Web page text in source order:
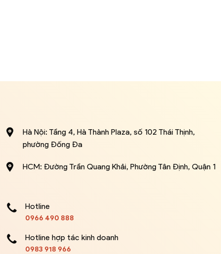
Hà Nội: Tầng 4, Hà Thành Plaza, số 102 Thái Thịnh,
phường Đống Đa
HCM: Đường Trần Quang Khải, Phường Tân Định, Quận 1
Hotline
0966 490 888
Hotline hợp tác kinh doanh
0983 918 966